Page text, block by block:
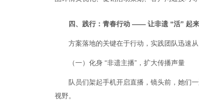
四、践行：青春行动 —— 让非遗 “活” 起来
方案落地的关键在于行动，实践团队迅速从
（一）化身 “非遗主播”，扩大传播声量
队员们架起手机开启直播，镜头前，她们
视野。